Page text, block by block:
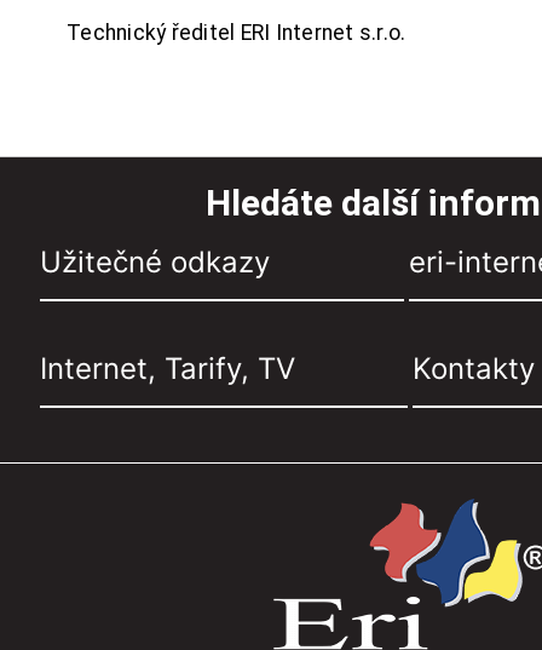
Technický ředitel ERI Internet s.r.o.
Hledáte další
Užitečné odkazy eri-
Internet, Tarify, TV Kontakty